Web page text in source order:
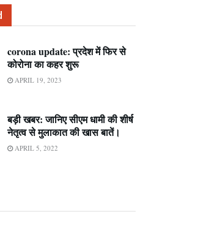
corona update: प्रदेश में फिर से
कोरोना का कहर शुरू
APRIL 19, 2023
बड़ी खबर: जानिए सीएम धामी की शीर्ष
नेतृत्व से मुलाकात की खास बातें।
APRIL 5, 2022